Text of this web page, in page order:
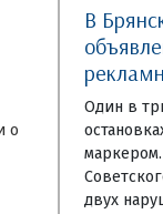
о
В
Один в
двух